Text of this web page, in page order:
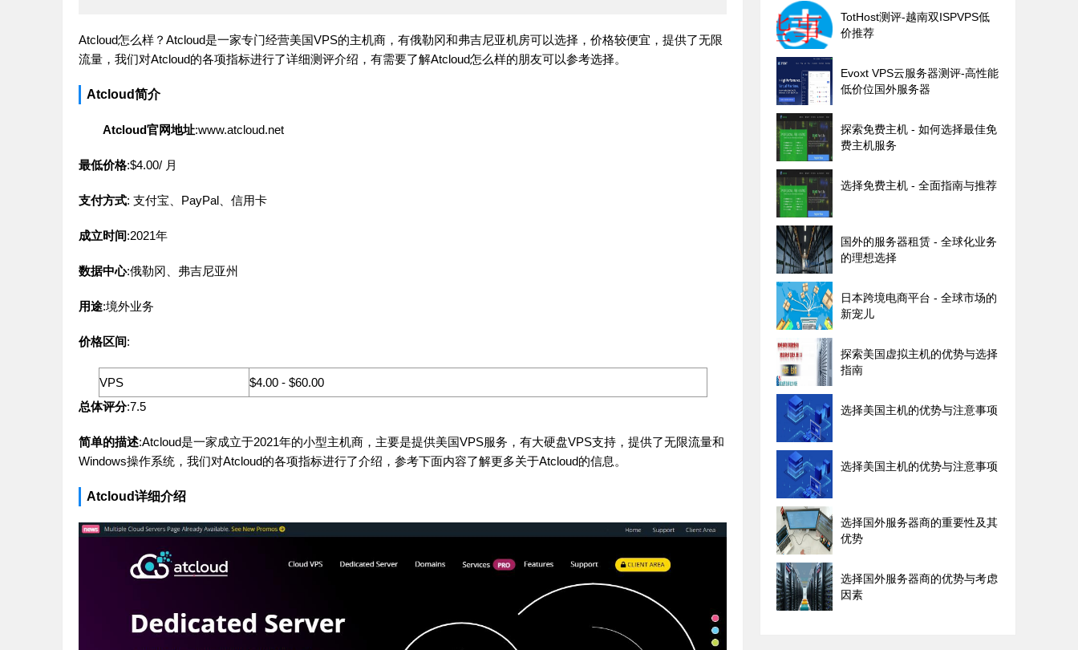
Atcloud怎么样？Atcloud是一家专门经营美国VPS的主机商，有俄勒冈和弗吉尼亚机房可以选择，价格较便宜，提供了无限
流量，我们对Atcloud的各项指标进行了详细测评介绍，有需要了解Atcloud怎么样的朋友可以参考选择。
Atcloud简介
Atcloud官网地址:www.atcloud.net
最低价格:$4.00/ 月
支付方式: 支付宝、PayPal、信用卡
成立时间:2021年
数据中心:俄勒冈、弗吉尼亚州
用途:境外业务
价格区间:
VPS
$4.00 - $60.00
总体评分:7.5
简单的描述:Atcloud是一家成立于2021年的小型主机商，主要是提供美国VPS服务，有大硬盘VPS支持，提供了无限流量和
Windows操作系统，我们对Atcloud的各项指标进行了介绍，参考下面内容了解更多关于Atcloud的信息。
Atcloud详细介绍
TotHost测评-越南双ISPVPS低
价推荐
Evoxt VPS云服务器测评-高性能
低价位国外服务器
探索免费主机 - 如何选择最佳免
费主机服务
选择免费主机 - 全面指南与推荐
国外的服务器租赁 - 全球化业务
的理想选择
日本跨境电商平台 - 全球市场的
新宠儿
探索美国虚拟主机的优势与选择
指南
选择美国主机的优势与注意事项
选择美国主机的优势与注意事项
选择国外服务器商的重要性及其
优势
选择国外服务器商的优势与考虑
因素